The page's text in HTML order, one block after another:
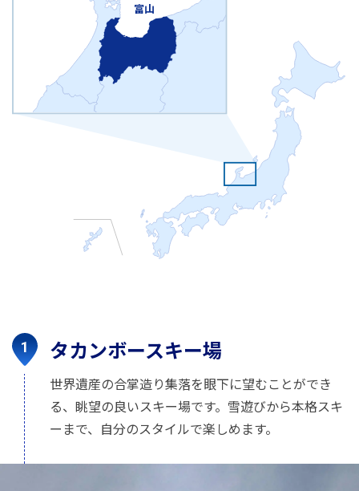
富山
タカンボースキー場
世界遺産の合掌造り集落を眼下に望むことができ
る、眺望の良いスキー場です。雪遊びから本格スキ
ーまで、自分のスタイルで楽しめます。